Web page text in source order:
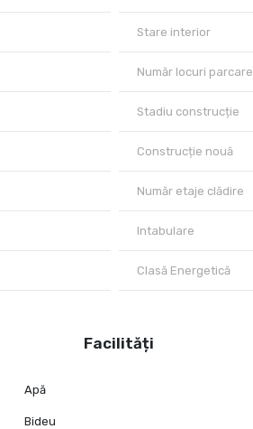
Stare interior
Număr locuri parcare
Stadiu construcție
Construcție nouă
Număr etaje clădire
Intabulare
Clasă Energetică
Facilități
Apă
Bideu